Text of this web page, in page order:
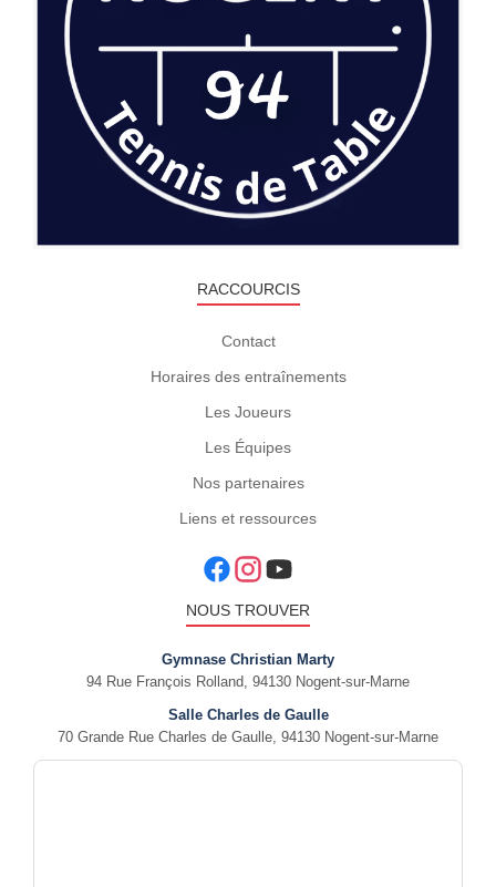
RACCOURCIS
Contact
Horaires des entraînements
Les Joueurs
Les Équipes
Nos partenaires
Liens et ressources
NOUS TROUVER
Gymnase Christian Marty
94 Rue François Rolland, 94130 Nogent-sur-Marne
Salle Charles de Gaulle
70 Grande Rue Charles de Gaulle, 94130 Nogent-sur-Marne